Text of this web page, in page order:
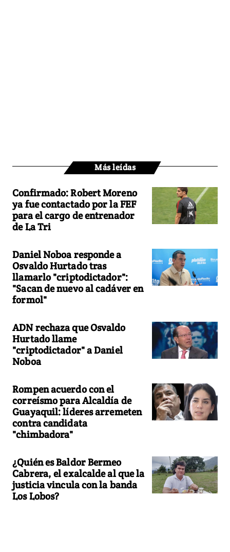
Más leídas
Confirmado: Robert Moreno
ya fue contactado por la FEF
para el cargo de entrenador
de La Tri
Daniel Noboa responde a
Osvaldo Hurtado tras
llamarlo "criptodictador":
"Sacan de nuevo al cadáver en
formol"
ADN rechaza que Osvaldo
Hurtado llame
"criptodictador" a Daniel
Noboa
Rompen acuerdo con el
correísmo para Alcaldía de
Guayaquil: líderes arremeten
contra candidata
"chimbadora"
¿Quién es Baldor Bermeo
Cabrera, el exalcalde al que la
justicia vincula con la banda
Los Lobos?